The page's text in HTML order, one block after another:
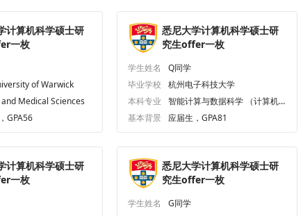
计算机科学硕士研
一枚
of Warwick
Medical Sciences
GPA56
悉尼大学计算机科学硕士研
究生offer一枚
学生姓名
Q同学
毕业学校
杭州电子科技大学
本科专业
智能计算与数据科学 （计算机
基本背景 应届生，GPA81
计算机科学硕士研
一枚
悉尼大学计算机科学硕士研
究生offer一枚
学生姓名
G同学